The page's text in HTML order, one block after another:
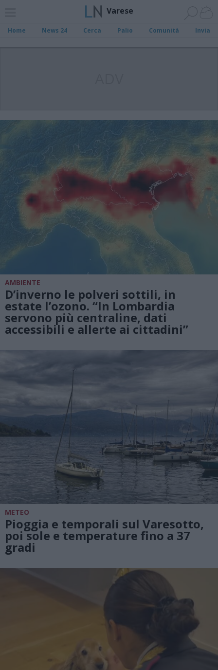
Varese
Home News 24 Cerca Palio Comunità Invia
AMBIENTE
D’inverno le polveri sottili, in
estate l’ozono. “In Lombardia
servono più centraline, dati
accessibili e allerte ai cittadini”
METEO
Pioggia e temporali sul Varesotto,
poi sole e temperature fino a 37
gradi